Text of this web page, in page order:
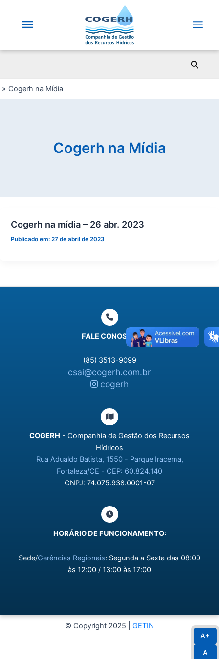
Cogerh na Mídia
Cogerh na Mídia
Cogerh na mídia – 26 abr. 2023
Publicado em: 27 de abril de 2023
FALE CONOSCO
(85) 3513-9099
csai@cogerh.com.br
cogerh
COGERH - Companhia de Gestão dos Recursos
Hídricos
Rua Adualdo Batista, 1550 - Parque Iracema,
Fortaleza/CE - CEP: 60.824.140
CNPJ: 74.075.938.0001-07
HORÁRIO DE FUNCIONAMENTO:
Sede/Gerências Regionais: Segunda a Sexta das 08:00
às 12:00 / 13:00 às 17:00
© Copyright 2025 | GETIN
A+
A